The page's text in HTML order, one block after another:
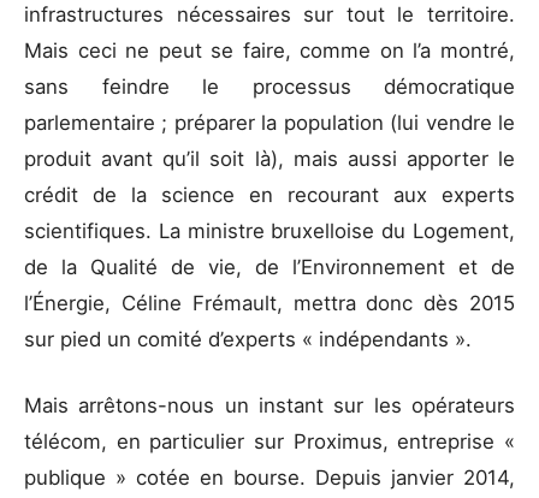
infrastructures nécessaires sur tout le territoire.
Mais ceci ne peut se faire, comme on l’a montré,
sans feindre le processus démocratique
parlementaire ; préparer la population (lui vendre le
produit avant qu’il soit là), mais aussi apporter le
crédit de la science en recourant aux experts
scientifiques. La ministre bruxelloise du Logement,
de la Qualité de vie, de l’Environnement et de
l’Énergie, Céline Frémault, mettra donc dès 2015
sur pied un comité d’experts « indépendants ».
Mais arrêtons-nous un instant sur les opérateurs
télécom, en particulier sur Proximus, entreprise «
publique » cotée en bourse. Depuis janvier 2014,